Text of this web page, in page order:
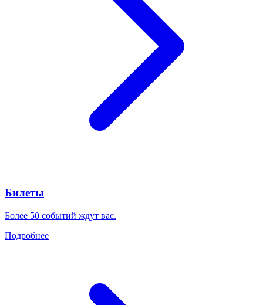
Билеты
Более 50 событий ждут вас.
Подробнее